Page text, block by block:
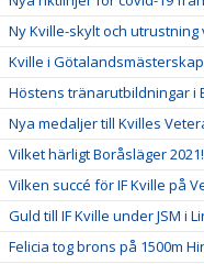
Ny Kville-skylt och
Kville i
Höstens tränarutbildningar i
Nya medaljer till Kvilles
Vilket härligt Boråsläger 2021!
Vilken succé för IF Kville på
Guld till IF Kville under JSM i
Felicia tog brons på 1500m